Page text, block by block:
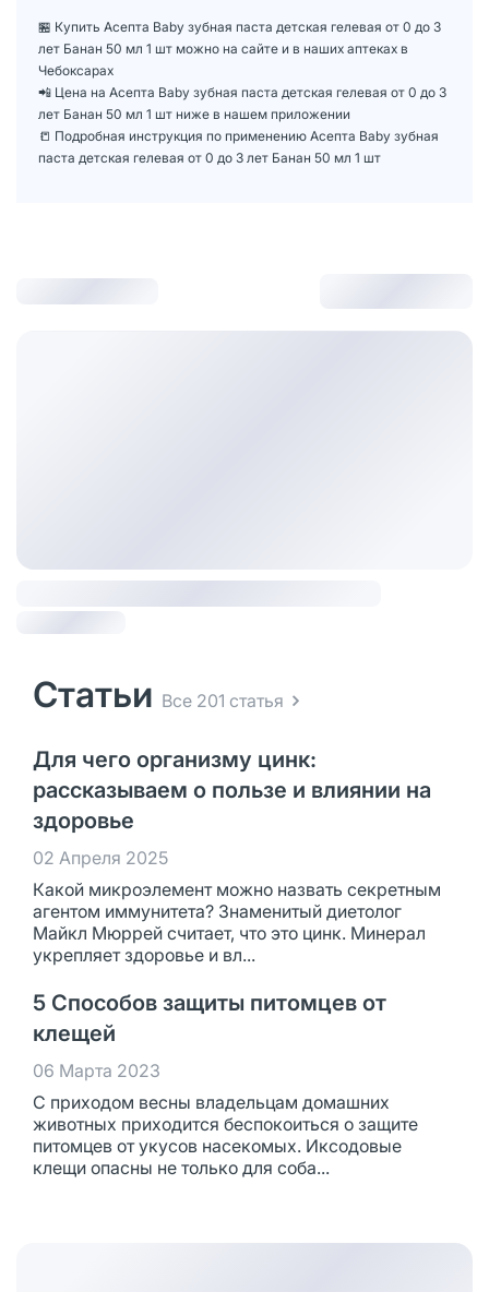
🏪 Купить Асепта Baby зубная паста детская гелевая от 0 до 3
лет Банан 50 мл 1 шт можно на сайте и в наших аптеках в
Чебоксарах
📲 Цена на Асепта Baby зубная паста детская гелевая от 0 до 3
лет Банан 50 мл 1 шт ниже в нашем приложении
📒 Подробная инструкция по применению Асепта Baby зубная
паста детская гелевая от 0 до 3 лет Банан 50 мл 1 шт
Статьи Все 201 статья
Для чего организму цинк:
рассказываем о пользе и влиянии на
здоровье
02 Апреля 2025
Какой микроэлемент можно назвать секретным
агентом иммунитета? Знаменитый диетолог
Майкл Мюррей считает, что это цинк. Минерал
укрепляет здоровье и вл...
5 Способов защиты питомцев от
клещей
06 Марта 2023
С приходом весны владельцам домашних
животных приходится беспокоиться о защите
питомцев от укусов насекомых. Иксодовые
клещи опасны не только для соба...